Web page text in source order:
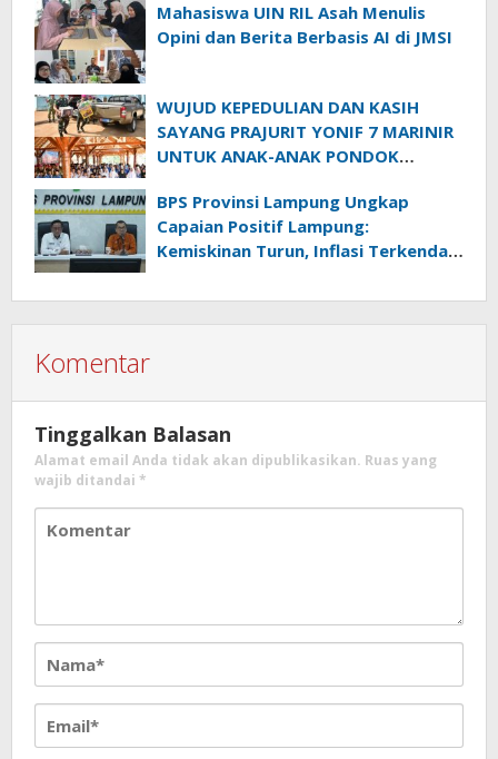
Mahasiswa UIN RIL Asah Menulis
Opini dan Berita Berbasis AI di JMSI
WUJUD KEPEDULIAN DAN KASIH
SAYANG PRAJURIT YONIF 7 MARINIR
UNTUK ANAK-ANAK PONDOK
BPS Provinsi Lampung Ungkap
Capaian Positif Lampung:
Kemiskinan Turun, Inflasi Terkendali,
Komentar
Tinggalkan Balasan
Alamat email Anda tidak akan dipublikasikan. Ruas yang
wajib ditandai *